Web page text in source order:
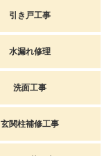
引き戸工事
水漏れ修理
洗面工事
玄関柱補修工事